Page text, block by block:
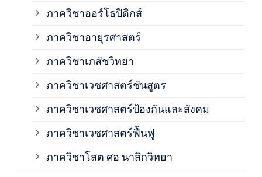
ภาควิชาออร์โธปิดิกส์
ภาควิชาอายุรศาสตร์
ภาควิชาเภสัชวิทยา
ภาควิชาเวชศาสตร์ชันสูตร
ภาควิชาเวชศาสตร์ป้องกันและสังคม
ภาควิชาเวชศาสตร์ฟื้นฟู
ภาควิชาโสต ศอ นาสิกวิทยา